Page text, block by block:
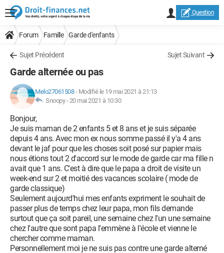
Question
Forum Famille Garde d'enfants
Sujet Précédent Sujet Suivant
Garde alternée ou pas
Melo27061508- Modifié le 19 mai 2021 à 21:13
Snoopy -20 mai 2021 à 10:30
Bonjour,
Je suis maman de 2 enfants 5 et 8 ans et je suis séparée
depuis 4 ans. Avec mon ex nous somme passé il y'a 4 ans
devant le jaf pour que les choses soit posé sur papier mais
nous étions tout 2 d'accord sur le mode de garde car ma fille n
avait que 1 ans. C'est à dire que le papa a droit de visite un
week-end sur 2 et moitié des vacances scolaire ( mode de
garde classique)
Seulement aujourd'hui mes enfants expriment le souhait de
passer plus de temps chez leur papa, mon fils demande
surtout que ça soit pareil, une semaine chez l'un une semaine
chez l'autre que sont papa l'emmène à l'école et vienne le
chercher comme maman.
Personnellement moi je ne suis pas contre une garde alterné